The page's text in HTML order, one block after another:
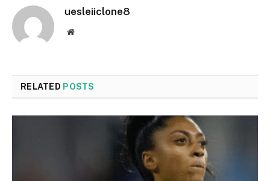
uesleiiclone8
Website
RELATED POSTS